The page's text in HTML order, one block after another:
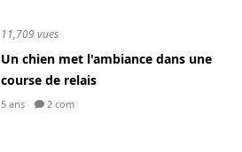
11,709 vues
Un chien met l'ambiance dans une
course de relais
5 ans 2 com